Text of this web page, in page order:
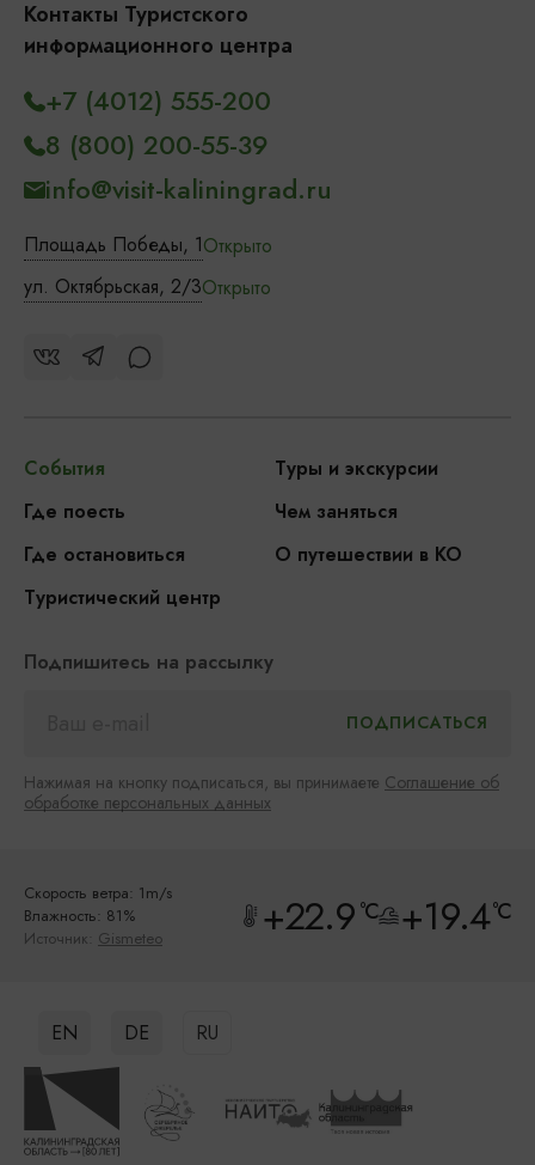
Контакты Туристского
информационного центра
Площадь Победы, 1Открыто
ул. Октябрьская, 2/3Открыто
+7 (4012) 555-200
8 (800) 200-55-39
info@visit-kaliningrad.ru
События
Туры и экскурсии
Где поесть
Чем заняться
Где остановиться
О путешествии в КО
Туристический центр
Подпишитесь на рассылку
Нажимая на кнопку подписаться, вы принимаете Соглашение об
обработке персональных данных
Скорость ветра: 1m/s
Влажность: 81%
Источник: Gismeteo +22.9°C +19.4°C
EN DE RU